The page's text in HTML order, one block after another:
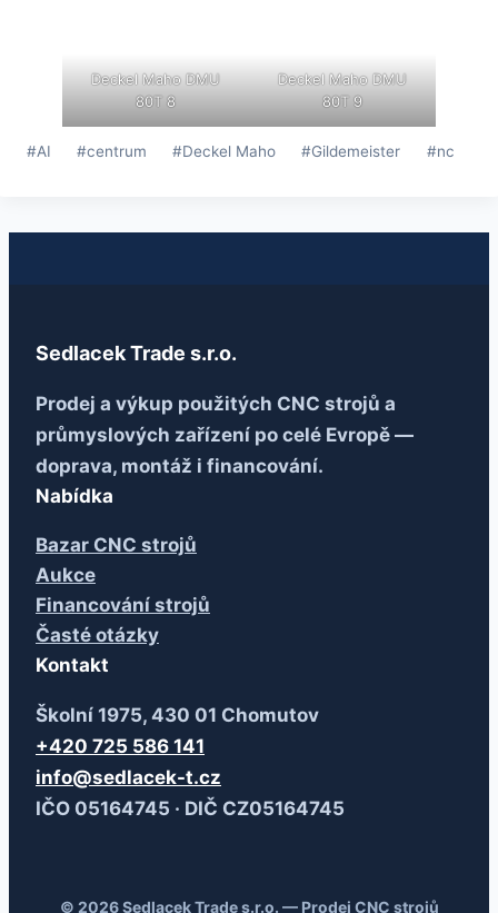
Deckel Maho DMU
80T 8
Deckel Maho DMU
80T 9
#AI #centrum #Deckel Maho #Gildemeister #nc
Sedlacek Trade s.r.o.
Prodej a výkup použitých CNC strojů a
průmyslových zařízení po celé Evropě —
doprava, montáž i financování.
Nabídka
Bazar CNC strojů
Aukce
Financování strojů
Časté otázky
Kontakt
Školní 1975, 430 01 Chomutov
+420 725 586 141
info@sedlacek-t.cz
IČO 05164745 · DIČ CZ05164745
© 2026 Sedlacek Trade s.r.o. — Prodej CNC strojů